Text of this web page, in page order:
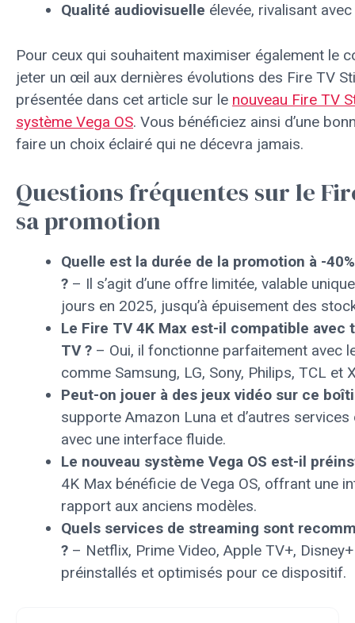
Qualité audiovisuelle élevée, rivalisant
Pour ceux qui souhaitent maximiser également le
jeter un œil aux dernières évolutions des Fire TV
présentée dans cet article sur le nouveau Fire TV
système Vega OS. Vous bénéficiez ainsi d’une
faire un choix éclairé qui ne décevra jamais.
Questions fréquentes sur le
sa promotion
Quelle est la durée de la promotion à -
? – Il s’agit d’une offre limitée, valable
jours en 2025, jusqu’à épuisement des
Le Fire TV 4K Max est-il compatible avec
TV ? – Oui, il fonctionne parfaitement avec
comme Samsung, LG, Sony, Philips, TCL et
Peut-on jouer à des jeux vidéo sur ce
supporte Amazon Luna et d’autres
avec une interface fluide.
Le nouveau système Vega OS est-il
4K Max bénéficie de Vega OS, offrant une
rapport aux anciens modèles.
Quels services de streaming sont
? – Netflix, Prime Video, Apple TV+,
préinstallés et optimisés pour ce dispositif.